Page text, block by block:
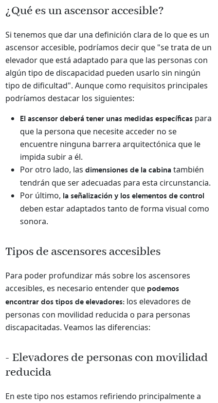
¿Qué es un ascensor accesible?
Si tenemos que dar una definición clara de lo que es un
ascensor accesible, podríamos decir que "se trata de un
elevador que está adaptado para que las personas con
algún tipo de discapacidad pueden usarlo sin ningún
tipo de dificultad". Aunque como requisitos principales
podríamos destacar los siguientes:
El ascensor deberá tener unas medidas específicas para
que la persona que necesite acceder no se
encuentre ninguna barrera arquitectónica que le
impida subir a él.
Por otro lado, lasdimensiones de la cabina también
tendrán que ser adecuadas para esta circunstancia.
Por último, la señalización y los elementos de control
deben estar adaptados tanto de forma visual como
sonora.
Tipos de ascensores accesibles
Para poder profundizar más sobre los ascensores
accesibles, es necesario entender que podemos
encontrar dos tipos de elevadores: los elevadores de
personas con movilidad reducida o para personas
discapacitadas. Veamos las diferencias:
- Elevadores de personas con movilidad
reducida
En este tipo nos estamos refiriendo principalmente a